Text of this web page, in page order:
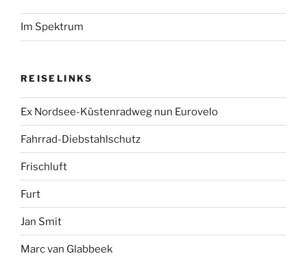
Im Spektrum
REISELINKS
Ex Nordsee-Küstenradweg nun Eurovelo
Fahrrad-Diebstahlschutz
Frischluft
Furt
Jan Smit
Marc van Glabbeek